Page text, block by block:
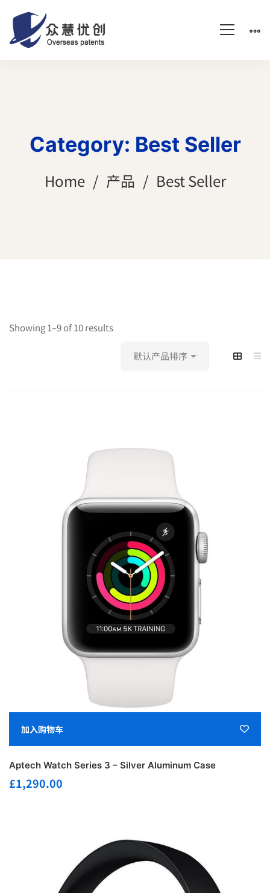
Category: Best Seller
Home 产品 Best Seller
Showing 1–9 of 10 results
加入购物车
Aptech Watch Series 3 – Silver Aluminum Case
£1,290.00